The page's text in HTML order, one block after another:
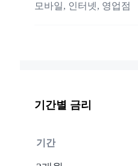
모바일, 인터넷, 영업점
기간별 금리
기간